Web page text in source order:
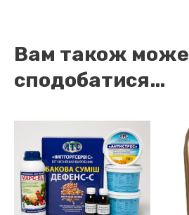
Вам також може
сподобатися…